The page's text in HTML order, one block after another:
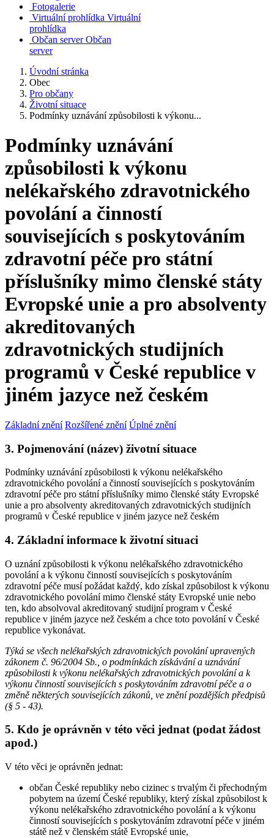
Fotogalerie
Virtuální prohlídka Virtuální
prohlídka
Občan server Občan
server
Úvodní stránka
Obec
Pro občany
Životní situace
Podmínky uznávání způsobilosti k výkonu...
Podmínky uznávání
způsobilosti k výkonu
nelékařského zdravotnického
povolání a činností
souvisejících s poskytováním
zdravotní péče pro státní
příslušníky mimo členské státy
Evropské unie a pro absolventy
akreditovaných
zdravotnických studijních
programů v České republice v
jiném jazyce než českém
Základní znění Rozšířené znění Úplné znění
3. Pojmenování (název) životní situace
Podmínky uznávání způsobilosti k výkonu nelékařského
zdravotnického povolání a činností souvisejících s poskytováním
zdravotní péče pro státní příslušníky mimo členské státy Evropské
unie a pro absolventy akreditovaných zdravotnických studijních
programů v České republice v jiném jazyce než českém
4. Základní informace k životní situaci
O uznání způsobilosti k výkonu nelékařského zdravotnického
povolání a k výkonu činností souvisejících s poskytováním
zdravotní péče musí požádat každý, kdo získal způsobilost k výkonu
zdravotnického povolání mimo členské státy Evropské unie nebo
ten, kdo absolvoval akreditovaný studijní program v České
republice v jiném jazyce než českém a chce toto povolání v České
republice vykonávat.
Týká se všech nelékařských zdravotnických povolání upravených
zákonem č. 96/2004 Sb., o podmínkách získávání a uznávání
způsobilosti k výkonu nelékařských zdravotnických povolání a k
výkonu činností souvisejících s poskytováním zdravotní péče a o
změně některých souvisejících zákonů, ve znění pozdějších předpisů
(§ 5 - 43).
5. Kdo je oprávněn v této věci jednat (podat žádost
apod.)
V této věci je oprávněn jednat:
občan České republiky nebo cizinec s trvalým či přechodným
pobytem na území České republiky, který získal způsobilost k
výkonu nelékařského zdravotnického povolání a k výkonu
činností souvisejících s poskytováním zdravotní péče v jiném
státě než v členském státě Evropské unie,